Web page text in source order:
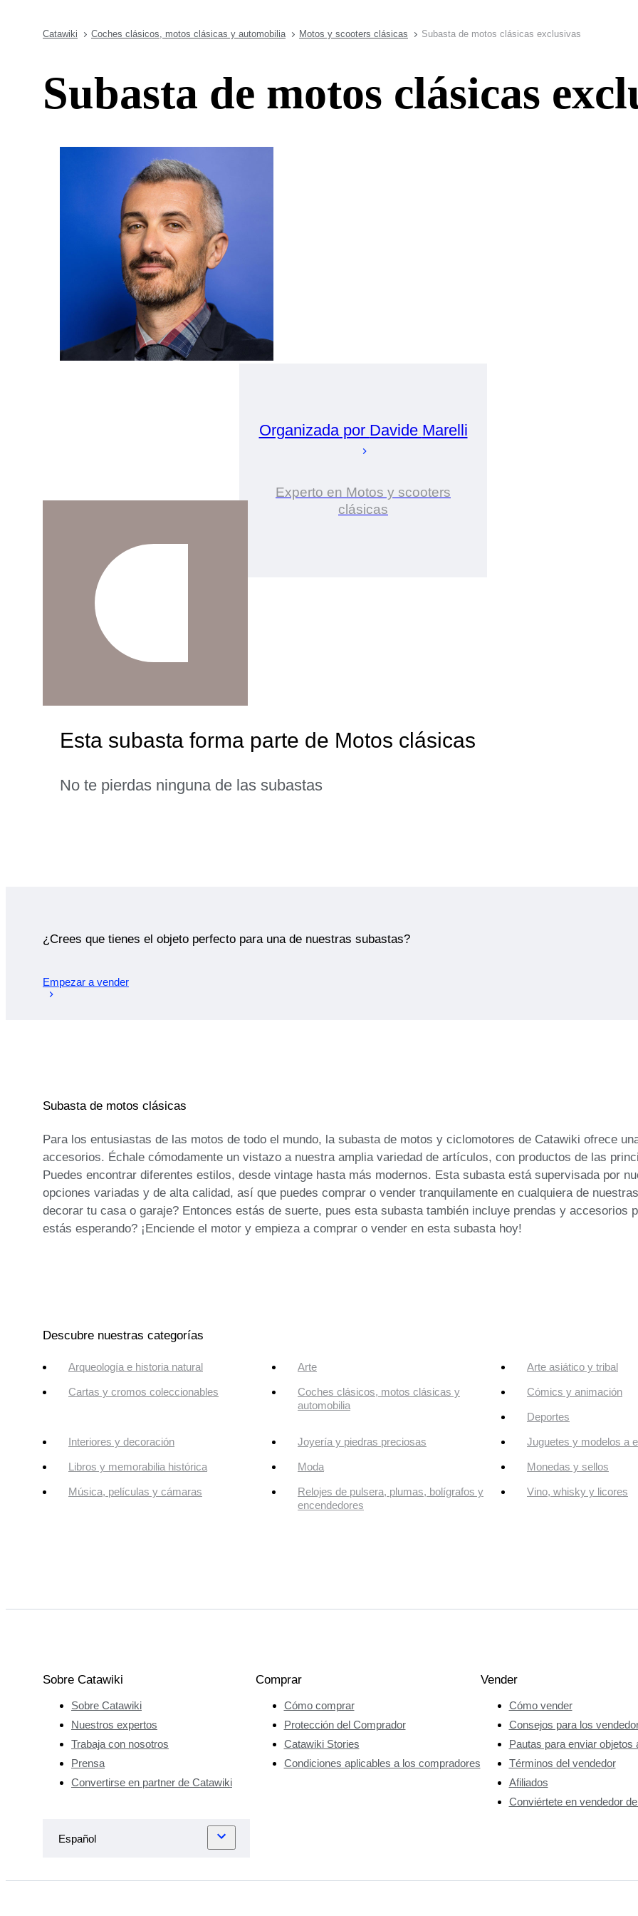
Catawiki Coches clásicos, motos clásicas y automobilia Motos y scooters clásicas Subasta de motos clásicas exclusivas
Subasta de motos clásicas
Organizada por Davide Marelli
Experto en Motos y scooters
clásicas
Esta subasta forma parte de Motos clásicas
No te pierdas ninguna de las subastas
¿Crees que tienes el objeto perfecto para una de nuestras subastas?
Empezar a vender
Subasta de motos clásicas
Para los entusiastas de las motos de todo el mundo, la subasta de motos y ciclomotores de Catawiki ofrece
accesorios. Échale cómodamente un vistazo a nuestra amplia variedad de artículos, con productos de las
Puedes encontrar diferentes estilos, desde vintage hasta más modernos. Esta subasta está supervisada por
opciones variadas y de alta calidad, así que puedes comprar o vender tranquilamente en cualquiera de
decorar tu casa o garaje? Entonces estás de suerte, pues esta subasta también incluye prendas y accesorios
estás esperando? ¡Enciende el motor y empieza a comprar o vender en esta subasta hoy!
Descubre nuestras categorías
Arqueología e historia natural Arte Arte asiático y tribal
Cartas y cromos coleccionables
Coches clásicos, motos clásicas y
automobilia
Cómics y animación
Deportes
Interiores y decoración Joyería y piedras preciosas Juguetes y modelos a
Libros y memorabilia histórica Moda Monedas y sellos
Música, películas y cámaras
Relojes de pulsera, plumas, bolígrafos y
encendedores
Vino, whisky y licores
Sobre Catawiki
Sobre Catawiki
Nuestros expertos
Trabaja con nosotros
Prensa
Convertirse en partner de Catawiki
Comprar
Cómo comprar
Protección del Comprador
Catawiki Stories
Condiciones aplicables a los compradores
Vender
Cómo vender
Consejos para los
Pautas para enviar objetos
Términos del vendedor
Afiliados
Conviértete en vendedor